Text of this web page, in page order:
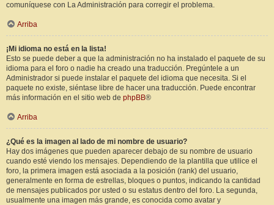
comuníquese con La Administración para corregir el problema.
Arriba
¡Mi idioma no está en la lista!
Esto se puede deber a que la administración no ha instalado el paquete de su
idioma para el foro o nadie ha creado una traducción. Pregúntele a un
Administrador si puede instalar el paquete del idioma que necesita. Si el
paquete no existe, siéntase libre de hacer una traducción. Puede encontrar
más información en el sitio web de phpBB®
Arriba
¿Qué es la imagen al lado de mi nombre de usuario?
Hay dos imágenes que pueden aparecer debajo de su nombre de usuario
cuando esté viendo los mensajes. Dependiendo de la plantilla que utilice el
foro, la primera imagen está asociada a la posición (rank) del usuario,
generalmente en forma de estrellas, bloques o puntos, indicando la cantidad
de mensajes publicados por usted o su estatus dentro del foro. La segunda,
usualmente una imagen más grande, es conocida como avatar y